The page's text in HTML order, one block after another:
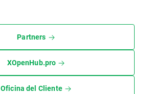
Partners
XOpenHub.pro
Oficina del Cliente